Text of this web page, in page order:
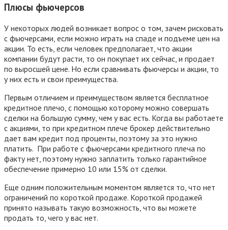
Плюсы фьючерсов
У некоторых людей возникает вопрос о том, зачем рисковать
с фьючерсами, если можно играть на спаде и подъеме цен на
акции. То есть, если человек предполагает, что акции
компании будут расти, то он покупает их сейчас, и продает
по выросшей цене. Но если сравнивать фьючерсы и акции, то
у них есть и свои преимущества.
Первым отличием и преимуществом является бесплатное
кредитное плечо, с помощью которому можно совершать
сделки на большую сумму, чем у вас есть. Когда вы работаете
с акциями, то при кредитном плече брокер действительно
дает вам кредит под проценты, поэтому за это нужно
платить. При работе с фьючерсами кредитного плеча по
факту нет, поэтому нужно заплатить только гарантийное
обеспечение примерно 10 или 15% от сделки.
Еще одним положительным моментом является то, что нет
ограничений по короткой продаже. Короткой продажей
принято называть такую возможность, что вы можете
продать то, чего у вас нет.